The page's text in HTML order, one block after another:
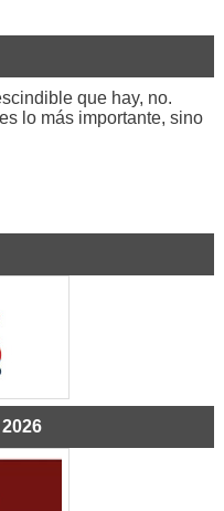
que hay, no.
lo más importante, sino